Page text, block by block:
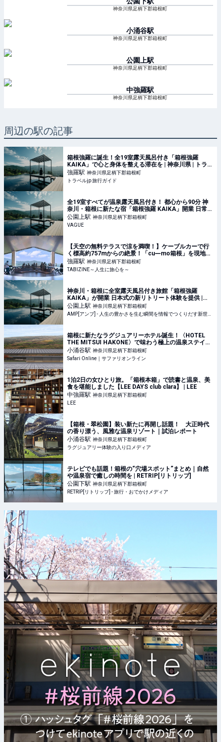
神奈川県足柄下郡箱根町
小涌谷駅
神奈川県足柄下郡箱根町
公園上駅
神奈川県足柄下郡箱根町
中強羅駅
神奈川県足柄下郡箱根町
周辺の駅の記事
箱根強羅に誕生！全19室露天風呂付き「箱根強羅
KAIKA」で心と身体を整える滞在を | 神奈川県 | トラベ
ルjp 旅行ガイド
強羅駅 神奈川県足柄下郡箱根町
トラベルjp 旅行ガイド
全19室すべてが温泉露天風呂付き！ 都心から90分 神
奈川・箱根に新たな宿「箱根強羅 KAIKA」開業 日常で
摩耗した心身を回復させる“日本式”の新リトリート体
験 | VAGUE(ヴァーグ)
公園上駅 神奈川県足柄下郡箱根町
VAGUE
【天空の無料テラスで涼を満喫！】ケーブルカーで行
く標高約757mからの絶景！「cu―mo箱根」を現地レ
ビュー | TABIZINE～人生に旅心を～
強羅駅 神奈川県足柄下郡箱根町
TABIZINE～人生に旅心を～
神奈川・箱根に全室露天風呂付き旅館「箱根強羅
KAIKA」が開業 日本式の新リトリート体験を提供 |
AMP[アンプ] - 人生の豊かさを生む瞬間を情報でつく
りだす新世代向けビジネスメディア
公園上駅 神奈川県足柄下郡箱根町
箱根に新たなラグジュアリーホテル誕生！〈HOTEL
THE MITSUI HAKONE〉で味わう極上の温泉ステイと
は？ | Stay&Travel | Safari Online
小涌谷駅 神奈川県足柄下郡箱根町
Safari Online｜サファリオンライン
1泊2日の女ひとり旅。「箱根本箱」で読書と温泉、美
食を堪能しました【LEE DAYS club clara】 | LEE
中強羅駅 神奈川県足柄下郡箱根町
LEE
【箱根・翠松園】装い新たに再開し話題！ 大正時代
の香り漂う、風雅な温泉リゾート｜試泊レポート
小涌谷駅 神奈川県足柄下郡箱根町
ラグジュアリー体験の入り口メディア
テレビでも話題！箱根の“穴場スポット”まとめ｜自然
や温泉宿で癒しの時間を | RETRIP[リトリップ]
公園下駅 神奈川県足柄下郡箱根町
RETRIP[リトリップ] - 旅行・おでかけメディア